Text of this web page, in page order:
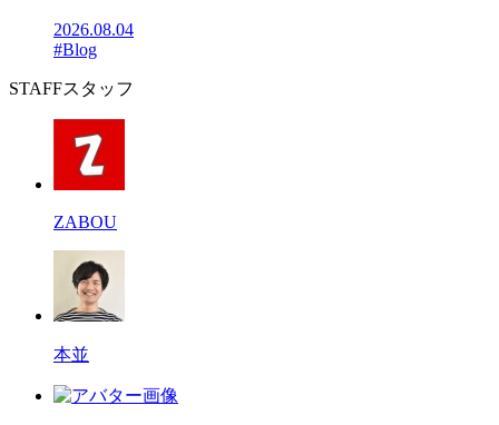
2026.08.04
#Blog
STAFFスタッフ
ZABOU
本並